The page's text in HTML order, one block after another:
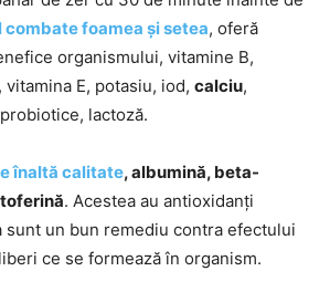
combate foamea și setea, oferă
organismului, vitamine B,
vitamina E, potasiu, iod, calciu,
lactoză.
înaltă calitate, albumină, beta-
. Acestea au antioxidanți
sunt un bun remediu contra efectului
ce se formează în organism.